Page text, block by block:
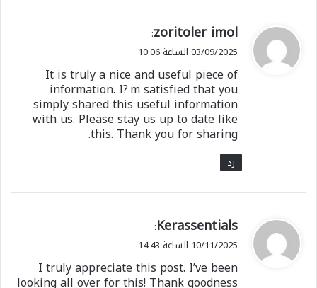
ي
ق
ل
zoritoler imol
:
03/09/2025 الساعة 10:06
It is truly a nice and useful piece of
information. I?¦m satisfied that you
simply shared this useful information
with us. Please stay us up to date like
this. Thank you for sharing.
رد
ي
ق
ل
Kerassentials
:
10/11/2025 الساعة 14:43
I truly appreciate this post. I’ve been
looking all over for this! Thank goodness